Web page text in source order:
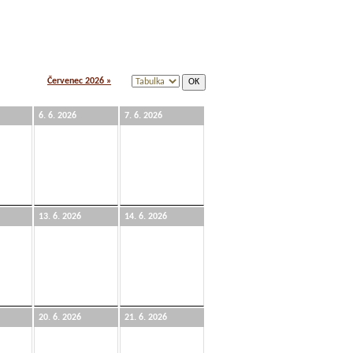
Červenec 2026 »
6. 6. 2026 7. 6. 2026
13. 6. 2026 14. 6. 2026
20. 6. 2026 21. 6. 2026